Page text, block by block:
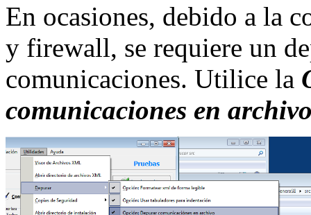
En ocasiones, debido a la
y firewall, se requiere un
comunicaciones. Utilice la
comunicaciones en